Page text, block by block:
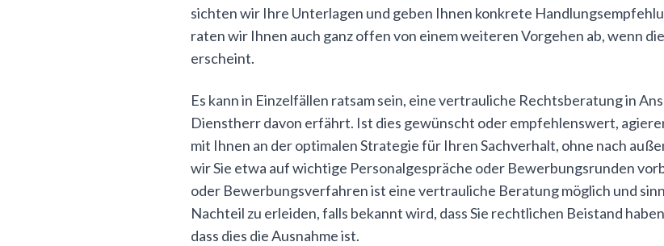
sichten wir Ihre Unterlagen und geben Ihnen konkrete
raten wir Ihnen auch ganz offen von einem weiteren Vorgehen ab, wenn
erscheint.
Es kann in Einzelfällen ratsam sein, eine vertrauliche Rechtsberatung in
Dienstherr davon erfährt. Ist dies gewünscht oder empfehlenswert,
mit Ihnen an der optimalen Strategie für Ihren Sachverhalt, ohne nach
wir Sie etwa auf wichtige Personalgespräche oder Bewerbungsrunden
oder Bewerbungsverfahren ist eine vertrauliche Beratung möglich und
Nachteil zu erleiden, falls bekannt wird, dass Sie rechtlichen Beistand
dass dies die Ausnahme ist.